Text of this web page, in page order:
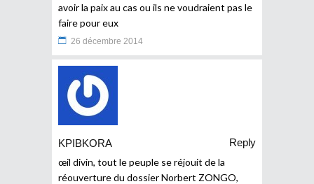
avoir la paix au cas ou ils ne voudraient pas le
faire pour eux
26 décembre 2014
KPIBKORA
Reply
œil divin, tout le peuple se réjouit de la
réouverture du dossier Norbert ZONGO,